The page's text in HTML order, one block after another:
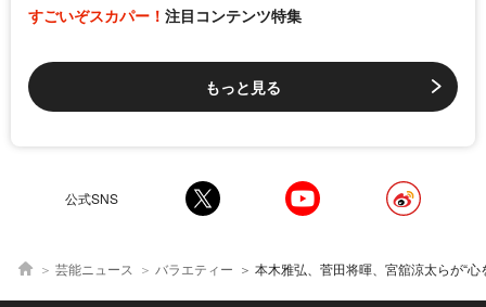
すごいぞスカパー！ 注目コンテンツ特集
もっと見る
公式SNS
芸能ニュース バラエティー 本木雅弘、菅田将暉、宮舘涼太らが“心を読め”にちなんだ企画に挑戦 映画「黒牢城」公開